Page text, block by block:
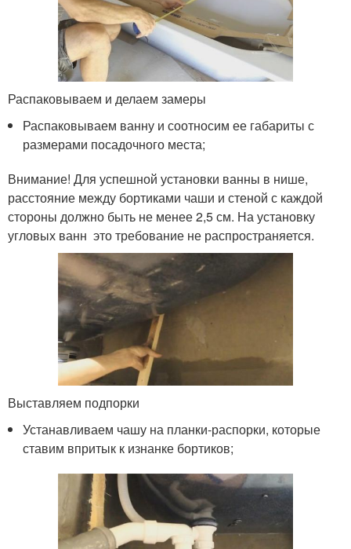
Распаковываем и делаем замеры
Распаковываем ванну и соотносим ее габариты с
размерами посадочного места;
Внимание! Для успешной установки ванны в нише,
расстояние между бортиками чаши и стеной с каждой
стороны должно быть не менее 2,5 см. На установку
угловых ванн это требование не распространяется.
Выставляем подпорки
Устанавливаем чашу на планки-распорки, которые
ставим впритык к изнанке бортиков;